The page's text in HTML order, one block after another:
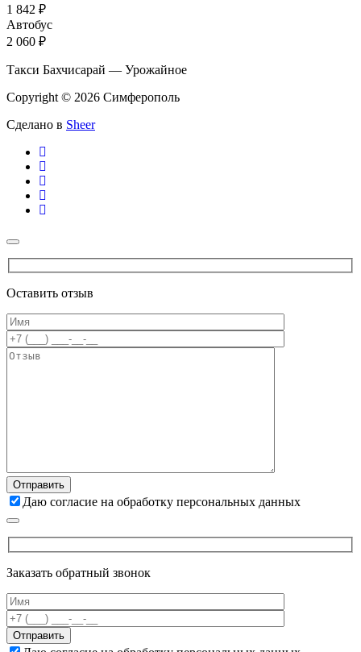
1 842 ₽
Автобус
2 060 ₽
Такси Бахчисарай — Урожайное
Copyright © 2026 Симферополь
Сделано в Sheer
Оставить отзыв
Даю согласие на обработку персональных данных
Заказать обратный звонок